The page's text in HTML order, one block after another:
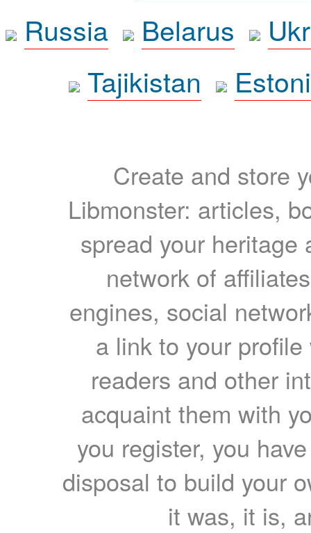
Russia
Belarus
Tajikistan
Create and store
Libmonster: articles,
spread your heritage
network of
engines, social
a link to your
readers and other
acquaint them with
you register, you
disposal to build your
it was, it is,